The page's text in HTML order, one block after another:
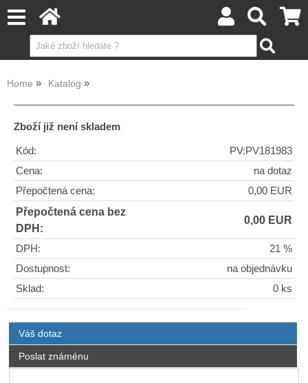
Home Katalog
Zboží již není skladem
Kód:
PV:PV181983
Cena:
na dotaz
Přepočtená cena:
0,00 EUR
Přepočtená cena bez
DPH:
0,00 EUR
DPH:
21 %
Dostupnost:
na objednávku
Sklad:
0 ks
Váš dotaz
Poslat známénu